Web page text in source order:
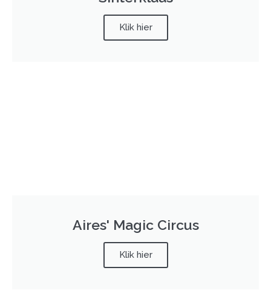
Klik hier
Aires' Magic Circus
Klik hier